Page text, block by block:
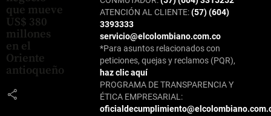
que mueve
US$ 380
millones
en el
Oriente
antioqueño
share
ATENCIÓN AL CLIENTE:(57) (604)
3393333
servicio@elcolombiano.com.co
*Para asuntos relacionados con
peticiones, quejas y reclamos (PQR),
haz clic aquí
PROGRAMA DE TRANSPARENCIA Y
ÉTICA EMPRESARIAL: